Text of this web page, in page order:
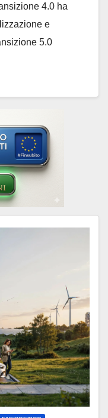
4.0 ha
e
5.0